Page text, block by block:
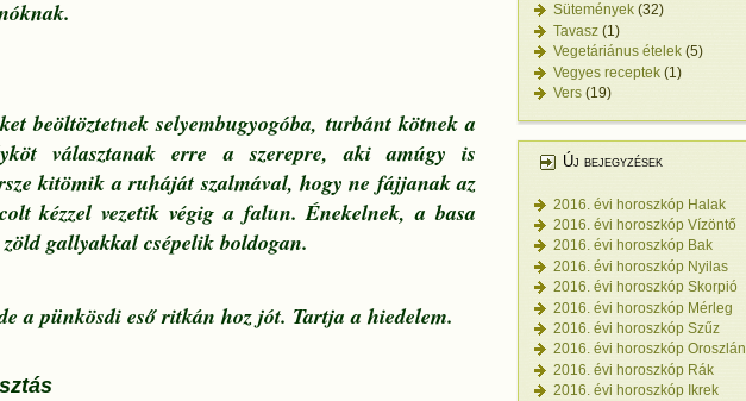
beöltöztetnek selyembugyogóba, turbánt kötnek a
választanak erre a szerepre, aki amúgy is
kitömik a ruháját szalmával, hogy ne fájjanak az
kézzel vezetik végig a falun. Énekelnek, a basa
gallyakkal csépelik boldogan.
a pünkösdi eső ritkán hoz jót. Tartja a hiedelem.
Sütemények (32)
Tavasz (1)
Vegetáriánus ételek (5)
Vegyes receptek (1)
Vers (19)
Új bejegyzések
2016. évi horoszkóp Halak
2016. évi horoszkóp Vízöntő
2016. évi horoszkóp Bak
2016. évi horoszkóp Nyilas
2016. évi horoszkóp Skorpió
2016. évi horoszkóp Mérleg
2016. évi horoszkóp Szűz
2016. évi horoszkóp Oroszlán
2016. évi horoszkóp Rák
2016. évi horoszkóp Ikrek